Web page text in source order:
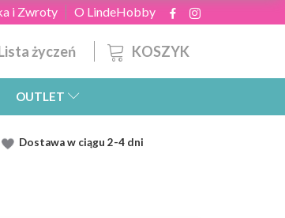
O LindeHobby
i Zwroty
KOSZYK
życzeń
OUTLET
Dostawaw ciągu 2-4 dni